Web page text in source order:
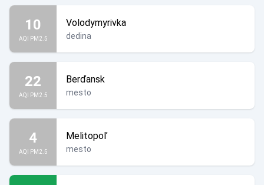
10
AQI PM2.5
Volodymyrivka
dedina
22
AQI PM2.5
Berďansk
mesto
4
AQI PM2.5
Melitopoľ
mesto